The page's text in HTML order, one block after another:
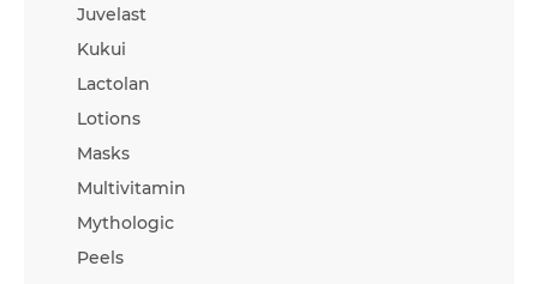
Juvelast
Kukui
Lactolan
Lotions
Masks
Multivitamin
Mythologic
Peels